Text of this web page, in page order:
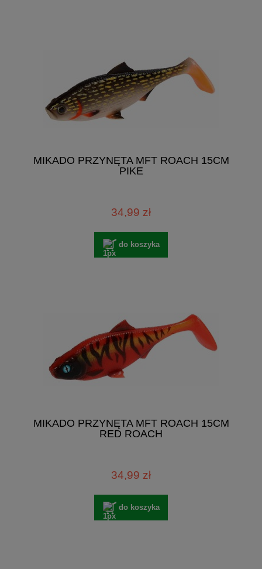
MIKADO PRZYNĘTA MFT ROACH 15CM
PIKE
34,99 zł
do koszyka
MIKADO PRZYNĘTA MFT ROACH 15CM
RED ROACH
34,99 zł
do koszyka